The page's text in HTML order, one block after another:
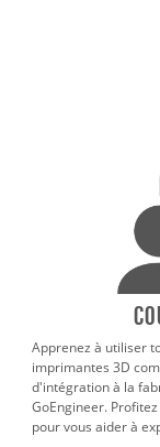
Apprenez à utiliser
imprimantes 3D
d'intégration à la
GoEngineer.
pour vous aider à